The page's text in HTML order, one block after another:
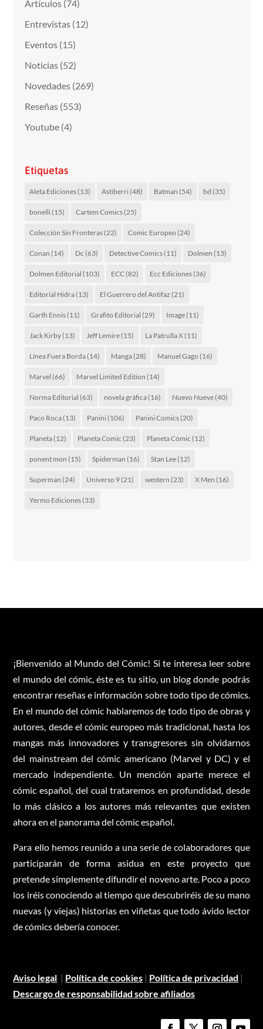
Artículos (74)
Entrevistas (12)
Eventos (15)
Noticias (52)
Novedades (269)
Reseñas (553)
Youtube (4)
Etiquetas
Aleta Ediciones(13) Astiberri(48) Batman (54) bd (35)
bonelli(15) Cartem Comics(25)
Colección Sin Fronteras(22) Comic Europeo (24)
Conan (14) Dc (63) Detective Comics(11) Dolmen (13)
Dolmen Editorial (103) ECC(82) Ecc Ediciones(36)
Editorial Hidra(13) El Guerrero del Antifaz (21)
Garth Ennis(11) Grafito Editorial (29) Image(11)
Jack Kirby(13) Jeff Lemire(15) La Patrulla X(11)
Línea Fuera Borda(14) Manga(28) Manuel Gago (16)
Marvel (66) Marvel Limited Edition (14)
Norma Editorial (63) novela gráfica(16) Nuevo Nueve(40)
Paco Roca(13) Panini(106) Panini Comics(20)
Planeta(12) Planeta Comic (23) Planeta Cómic (12)
ponent mon (15) Spiderman (16) Stan Lee(12)
Superman (24) Universo 9(21) western (23) X Men (16)
Yermo Ediciones(33)
¡Bienvenido al Mundo del Cómic! Si te interesa leer sobre
el mundo del cómic, éste es tu sitio, un blog donde podrás
encontrar reseñas e información sobre todo tipo de cómics.
En el mundo del cómic hablaremos de todo tipo de obras y
autores, desde el cómic europeo más tradicional, hasta los
mangas más innovadores y transgresores sin olvidarnos
del mainstream del cómic americano (Marvel y DC) y el
mercado independiente. Un mención aparte merece el
cómic español, del cual trataremos en profundidad, desde
lo más clásico a los autores más relevantes que existen
ahora en el panorama del cómic español.
Para ello hemos reunido a una serie de colaboradores que
participarán de forma asidua en este proyecto que
pretende simplemente difundir el noveno arte. Poco a poco
los iréis conociendo al tiempo que descubriréis de su mano
nuevas (y viejas) historias en viñetas que todo ávido lector
de cómics debería conocer.
Aviso legal | Política de cookies | Política de privacidad |
Descargo de responsabilidad sobre afiliados